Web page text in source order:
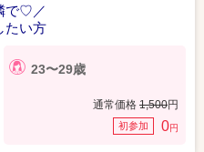
で♡／
たい方
23〜29歳
通常価格 1,500円
初参加 0円